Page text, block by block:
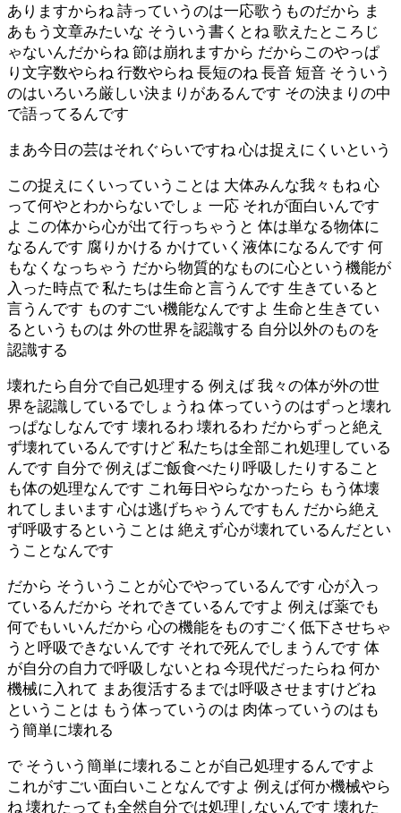
ありますからね 詩っていうのは一応歌うものだから ま
あもう文章みたいな そういう書くとね 歌えたところじ
ゃないんだからね 節は崩れますから だからこのやっぱ
り文字数やらね 行数やらね 長短のね 長音 短音 そういう
のはいろいろ厳しい決まりがあるんです その決まりの中
で語ってるんです
まあ今日の芸はそれぐらいですね 心は捉えにくいという
この捉えにくいっていうことは 大体みんな我々もね 心
って何やとわからないでしょ 一応 それが面白いんです
よ この体から心が出て行っちゃうと 体は単なる物体に
なるんです 腐りかける かけていく液体になるんです 何
もなくなっちゃう だから物質的なものに心という機能が
入った時点で 私たちは生命と言うんです 生きていると
言うんです ものすごい機能なんですよ 生命と生きてい
るというものは 外の世界を認識する 自分以外のものを
認識する
壊れたら自分で自己処理する 例えば 我々の体が外の世
界を認識しているでしょうね 体っていうのはずっと壊れ
っぱなしなんです 壊れるわ 壊れるわ だからずっと絶え
ず壊れているんですけど 私たちは全部これ処理している
んです 自分で 例えばご飯食べたり呼吸したりすること
も体の処理なんです これ毎日やらなかったら もう体壊
れてしまいます 心は逃げちゃうんですもん だから絶え
ず呼吸するということは 絶えず心が壊れているんだとい
うことなんです
だから そういうことが心でやっているんです 心が入っ
ているんだから それできているんですよ 例えば薬でも
何でもいいんだから 心の機能をものすごく低下させちゃ
うと呼吸できないんです それで死んでしまうんです 体
が自分の自力で呼吸しないとね 今現代だったらね 何か
機械に入れて まあ復活するまでは呼吸させますけどね
ということは もう体っていうのは 肉体っていうのはも
う簡単に壊れる
で そういう簡単に壊れることが自己処理するんですよ
これがすごい面白いことなんですよ 例えば何か機械やら
ね 壊れたっても全然自分では処理しないんです 壊れた